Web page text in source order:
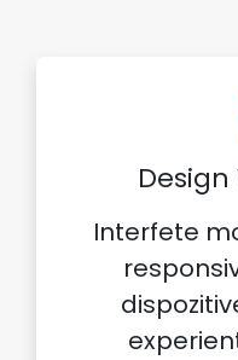
Design
Interfete